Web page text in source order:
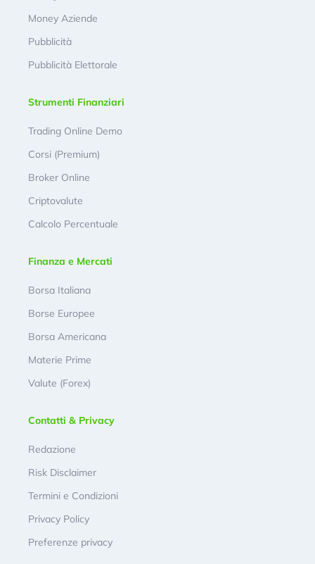
Money Aziende
Pubblicità
Pubblicità Elettorale
Strumenti Finanziari
Trading Online Demo
Corsi (Premium)
Broker Online
Criptovalute
Calcolo Percentuale
Finanza e Mercati
Borsa Italiana
Borse Europee
Borsa Americana
Materie Prime
Valute (Forex)
Contatti & Privacy
Redazione
Risk Disclaimer
Termini e Condizioni
Privacy Policy
Preferenze privacy